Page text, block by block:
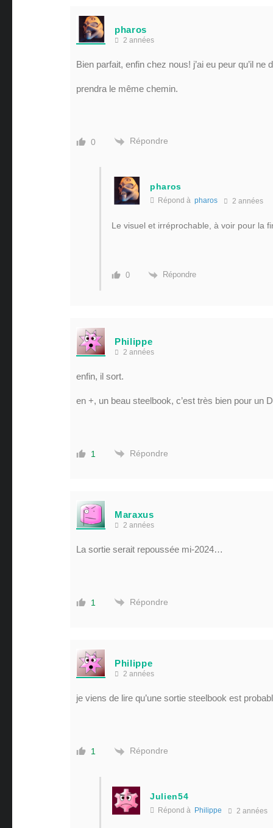
pharos
2 années
Bien parfait, enfin chez nous! j’ai eu peur qu’il
prendra le même chemin.
0 Répondre
pharos
Répond à pharos 2 années
Le visuel et irréprochable, à voir pour la
0 Répondre
Philippe
2 années
enfin, il sort.
en +, un beau steelbook, c’est très bien pour un
1 Répondre
Maraxus
2 années
La sortie serait repoussée mi-2024…
1 Répondre
Philippe
2 années
je viens de lire qu’une sortie steelbook est
1 Répondre
Julien54
Répond à Philippe 2 années